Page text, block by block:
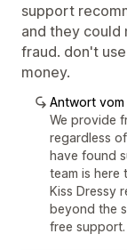
support
and they could
fraud. don't
money.
Antwort vom
We provide
regardless
have found
team is here
Kiss Dressy
beyond the
free support.